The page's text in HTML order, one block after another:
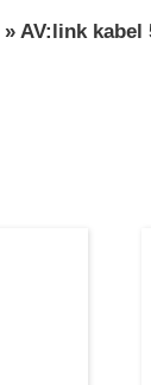
» AV:link kabel